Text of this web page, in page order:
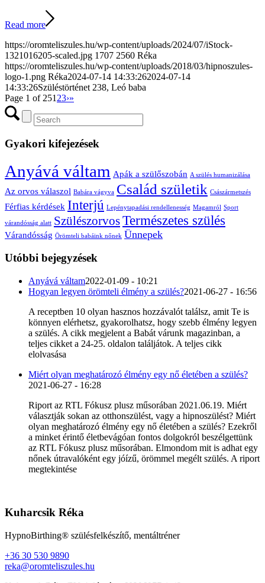
Read more
https://oromteliszules.hu/wp-content/uploads/2024/07/iStock-
1321016205-scaled.jpg 1707 2560 Réka
https://oromteliszules.hu/wp-content/uploads/2018/03/hipnoszules-
logo-1.png Réka2024-07-14 14:33:262024-07-14
14:33:26Szüléstörténet 238, Leó baba
Page 1 of 251 23›»
Gyakori kifejezések
Anyává váltam Apák a szülőszobán A szülés humanizálása
Az orvos válaszol Babára vágyva Család születik Császármetszés
Férfias kérdések Interjú Lepénytapadási rendellenesség Magamról Sport
várandósság alatt SzülészorvosTermészetes szülés
Várandósság Örömteli babáink nőnek Ünnepek
Utóbbi bejegyzések
Anyává váltam2022-01-09 - 10:21
Hogyan legyen örömteli élmény a szülés?2021-06-27 - 16:56
A receptben 10 olyan hasznos hozzávalót találsz, amit Te is
könnyen elérhetsz, gyakorolhatsz, hogy szebb élmény legyen
a szülés. A cikk megjelent a Babát várunk magazinban, a
teljes cikket a 24-25. oldalon találjátok. A teljes cikk
elolvasása
Miért olyan meghatározó élmény egy nő életében a szülés?
2021-06-27 - 16:28
Riport az RTL Fókusz plusz műsorában 2021.06.19. Miért
választják sokan az otthonszülést, vagy a hipnoszülést? Miért
olyan meghatározó élmény egy nő életében a szülés? Ezekről
a minket érintő életbevágóan fontos dolgokról beszélgettünk
az RTL Fókusz plusz műsorában. Elmondom mit is adhat egy
nőnek útravalóként egy jóízű, örömmel megélt szülés. A riport
megtekintése
Kuharcsik Réka
HypnoBirthing® szülésfelkészítő, mentáltréner
+36 30 530 9890
reka@oromteliszules.hu